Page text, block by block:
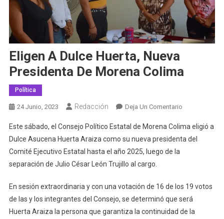
Eligen A Dulce Huerta, Nueva
Presidenta De Morena Colima
Política
24 Junio, 2023 Redacción Deja Un ComentarioEn
A
Dulce
De
Morena
Colima
Este sábado, el Consejo Político Estatal de Morena Colima eligió a
Dulce Asucena Huerta Araiza como su nueva presidenta del
Comité Ejecutivo Estatal hasta el año 2025, luego de la
separación de Julio César León Trujillo al cargo.
En sesión extraordinaria y con una votación de 16 de los 19 votos
de las y los integrantes del Consejo, se determinó que será
Huerta Araiza la persona que garantiza la continuidad de la